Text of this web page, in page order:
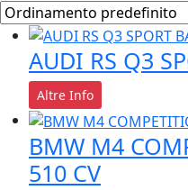
AUDI RS Q3
Altre Info
BMW M4
510 CV